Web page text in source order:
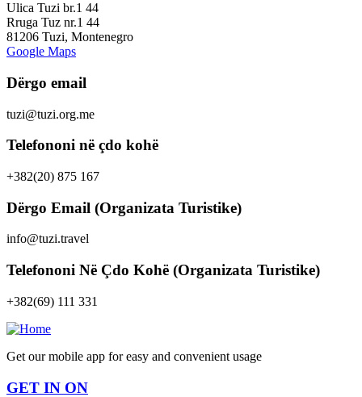
Ulica Tuzi br.1 44
Rruga Tuz nr.1 44
81206 Tuzi, Montenegro
Google Maps
Dërgo email
tuzi@tuzi.org.me
Telefononi në çdo kohë
+382(20) 875 167
Dërgo Email (Organizata Turistike)
info@tuzi.travel
Telefononi Në Çdo Kohë (Organizata Turistike)
+382(69) 111 331
Get our mobile app for easy and convenient usage
GET IN ON